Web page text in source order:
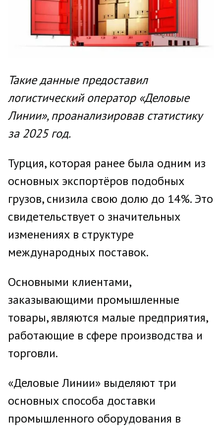
Такие данные предоставил
логистический оператор «Деловые
Линии», проанализировав статистику
за 2025 год.
Турция, которая ранее была одним из
основных экспортёров подобных
грузов, снизила свою долю до 14%. Это
свидетельствует о значительных
изменениях в структуре
международных поставок.
Основными клиентами,
заказывающими промышленные
товары, являются малые предприятия,
работающие в сфере производства и
торговли.
«Деловые Линии» выделяют три
основных способа доставки
промышленного оборудования в